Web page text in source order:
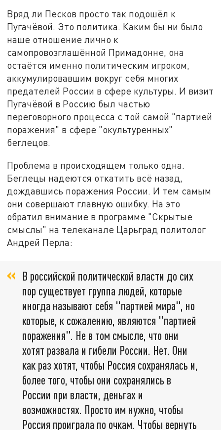
Вряд ли Песков просто так подошёл к
Пугачёвой. Это политика. Каким бы ни было
наше отношение лично к
самопровозглашённой Примадонне, она
остаётся именно политическим игроком,
аккумулировавшим вокруг себя многих
предателей России в сфере культуры. И визит
Пугачёвой в Россию был частью
переговорного процесса с той самой "партией
поражения" в сфере "окультуренных"
беглецов.
Проблема в происходящем только одна.
Беглецы надеются откатить всё назад,
дождавшись поражения России. И тем самым
они совершают главную ошибку. На это
обратил внимание в программе "Скрытые
смыслы" на телеканале Царьград политолог
Андрей Перла:
В российской политической власти до сих
пор существует группа людей, которые
иногда называют себя "партией мира", но
которые, к сожалению, являются "партией
поражения". Не в том смысле, что они
хотят развала и гибели России. Нет. Они
как раз хотят, чтобы Россия сохранялась и,
более того, чтобы они сохранялись в
России при власти, деньгах и
возможностях. Просто им нужно, чтобы
Россия проиграла по очкам. Чтобы вернуть